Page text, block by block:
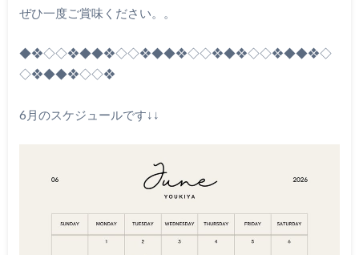
ぜひ一度ご賞味ください。。
◆❖◇◇❖◆◆❖◇◇❖◆◆❖◇◇❖◆❖◇◇❖◆◆❖◇
◇❖◆◆❖◇◇❖
6月のスケジュールです↓↓